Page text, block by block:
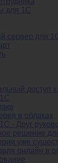
для 1С
сервер для
доступ
в облаках
- Друг
решение
уже
онлайн в